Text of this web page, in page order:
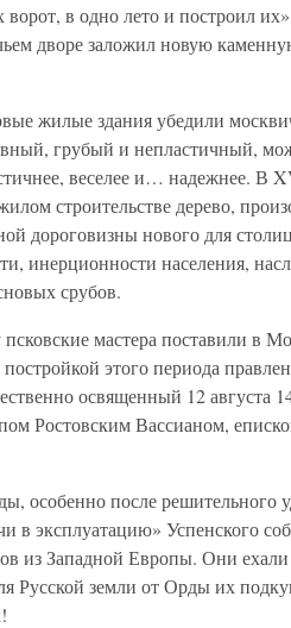
в одно лето и построил
дворе заложил новую
жилые здания убедили
грубый и непластичный,
веселее и… надежнее. В
строительстве дерево,
дороговизны нового для
инерционности населения,
срубов.
мастера поставили в
этого периода
освященный 12 августа
Ростовским Вассианом,
особенно после решительного
в эксплуатацию» Успенского
из Западной Европы. Они
Русской земли от Орды их